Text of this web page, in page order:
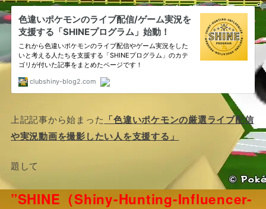
上記記事から始まった 「色違いポケモンの厳選ライブ配信
や実況動画を撮影したい人を支援する」
題して
”SHINE（Shiny-Hunting-Influencer-